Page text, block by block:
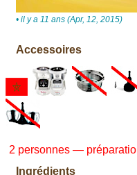
• il y a 11 ans (Apr, 12, 2015)
Accessoires
2 personnes —
Ingrédients